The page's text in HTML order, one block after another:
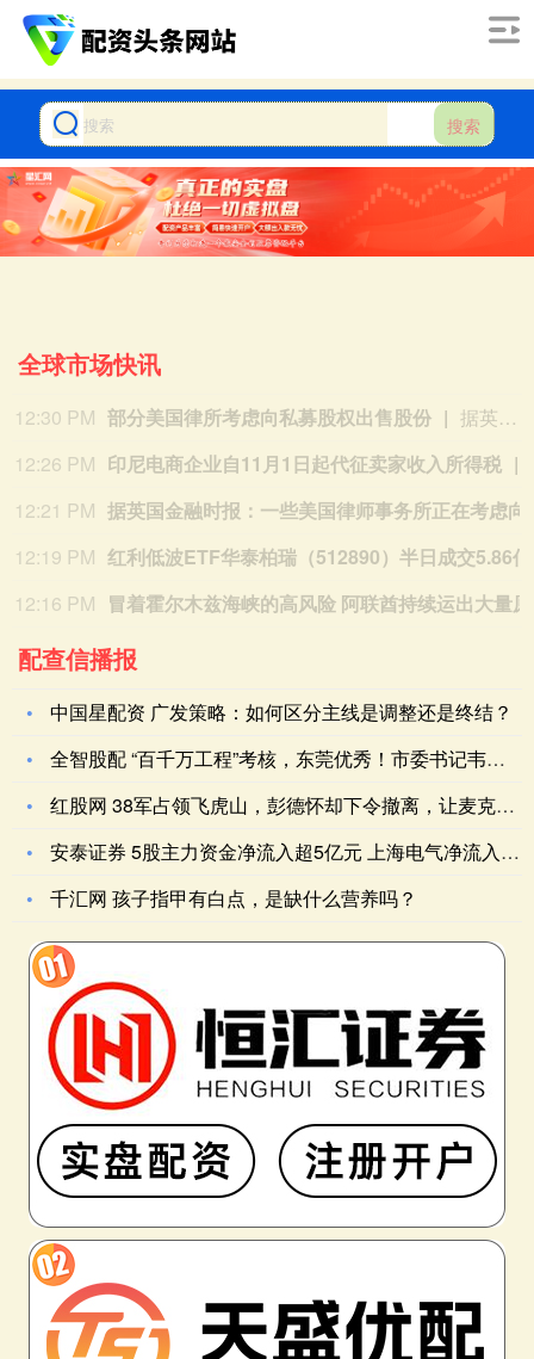
搜索
全球市场快讯
12:30 PM 部分美国律所考虑向私募股权出售股份
据英国《金融时报》援引知情人士消息，保罗·韦斯（Paul Weiss）、奎因·埃马纽埃尔（Quinn Emanuel）和普罗斯考厄（Proskauer）等美国律师事务所曾探讨将业务股份出售给私募股权（PE）集团的可能性。 知情人士透露，奎因·埃马纽埃尔已与古根海姆证券（Guggenheim Securities）就潜在的私人投资方案进行了沟通，但该律所尚未做出任何决定，也未启动出售流程。 保罗·韦斯管理层在过去数月内曾与新山资本（New Mountain Capital）会面。该公司表示，数月前应其业务合作机构的要求，听取了一些投资提案，但补充称：“目前我们并未推进此类事项。” 普罗斯考厄至少与一家私募股权公司会面，讨论了管理服务组织（MSO）架构问题；而怀特&凯斯（White & Case）也在研究相关结构。两家律所均拒绝向媒体置评。
12:26 PM 印尼电商企业自11月1日起代征卖家收入所得税
12:21 PM
12:19 PM
12:16 PM
配查信播报
中国星配资 广发策略：如何区分主线是调整还是终结？
全智股配 “百千万工程”考核，东莞优秀！市委书记韦皓“晒”成
红股网 38军占领飞虎山，彭德怀却下令撤离，让麦克阿瑟误以为
安泰证券 5股主力资金净流入超5亿元 上海电气净流入超7亿元
千汇网 孩子指甲有白点，是缺什么营养吗？